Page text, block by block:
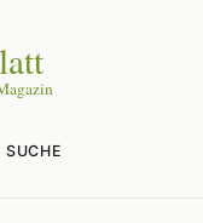
SUCHE